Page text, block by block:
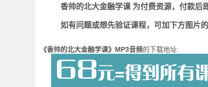
香帅的北大金融学课 为付费资源，付款后
如有问题或想先验证课程，可加下方图片
《香帅的北大金融学课》MP3音频的下载地址: